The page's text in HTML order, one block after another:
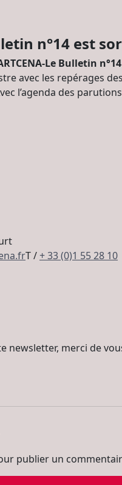
n°14 est
Le Bulletin
avec les repérages
l’agenda des
T /+ 33 (0)1 55 28 10
newsletter, merci de
publier un